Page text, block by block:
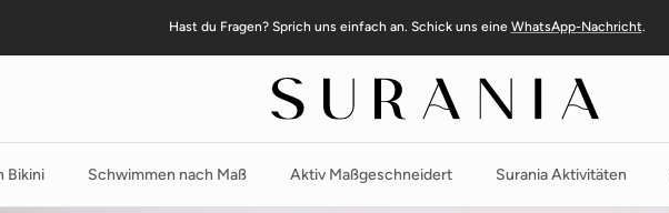
Hast du Fragen? Sprich uns einfach an. Schick uns eine WhatsApp-Nachricht.
Bikini Schwimmen nach Maß Aktiv Maßgeschneidert Surania Aktivitäten